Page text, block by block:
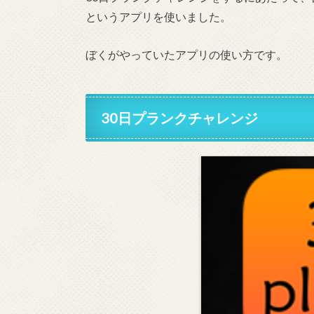
というアプリを使いました。
ぼくがやっていたアプリの使い方です。
30日プランクチャレンジ